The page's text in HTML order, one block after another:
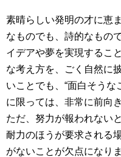
素晴らしい発明の才に恵
なものでも、詩的なもの
イデアや夢を実現するこ
な考え方を、ごく自然に
いことでも、“面白そうな
に限っては、非常に前向
ただ、努力が報われない
耐力のほうが要求される
がないことが欠点になりま